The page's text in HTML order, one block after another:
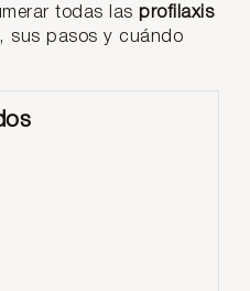
todas las profilaxis
, sus pasos y cuándo